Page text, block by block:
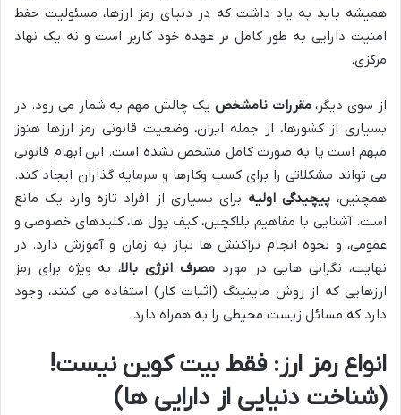
همیشه باید به یاد داشت که در دنیای رمز ارزها، مسئولیت حفظ
امنیت دارایی به طور کامل بر عهده خود کاربر است و نه یک نهاد
مرکزی.
از سوی دیگر،مقررات نامشخص یک چالش مهم به شمار می رود. در
بسیاری از کشورها، از جمله ایران، وضعیت قانونی رمز ارزها هنوز
مبهم است یا به صورت کامل مشخص نشده است. این ابهام قانونی
می تواند مشکلاتی را برای کسب وکارها و سرمایه گذاران ایجاد کند.
همچنین،پیچیدگی اولیه برای بسیاری از افراد تازه وارد یک مانع
است. آشنایی با مفاهیم بلاکچین، کیف پول ها، کلیدهای خصوصی و
عمومی، و نحوه انجام تراکنش ها نیاز به زمان و آموزش دارد. در
نهایت، نگرانی هایی در موردمصرف انرژی بالا، به ویژه برای رمز
ارزهایی که از روش ماینینگ (اثبات کار) استفاده می کنند، وجود
دارد که مسائل زیست محیطی را به همراه دارد.
انواع رمز ارز: فقط بیت کوین نیست!
(شناخت دنیایی از دارایی ها)